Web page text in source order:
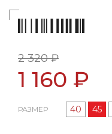
2 320 ₽
1 160 ₽
РАЗМЕР 40 45